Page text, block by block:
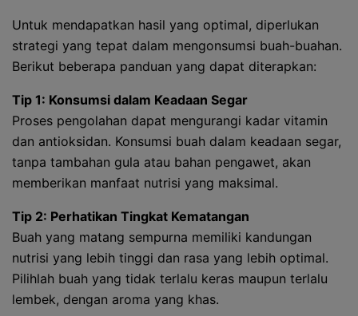
Untuk mendapatkan hasil yang optimal, diperlukan
strategi yang tepat dalam mengonsumsi buah-buahan.
Berikut beberapa panduan yang dapat diterapkan:
Tip 1: Konsumsi dalam Keadaan Segar
Proses pengolahan dapat mengurangi kadar vitamin
dan antioksidan. Konsumsi buah dalam keadaan segar,
tanpa tambahan gula atau bahan pengawet, akan
memberikan manfaat nutrisi yang maksimal.
Tip 2: Perhatikan Tingkat Kematangan
Buah yang matang sempurna memiliki kandungan
nutrisi yang lebih tinggi dan rasa yang lebih optimal.
Pilihlah buah yang tidak terlalu keras maupun terlalu
lembek, dengan aroma yang khas.